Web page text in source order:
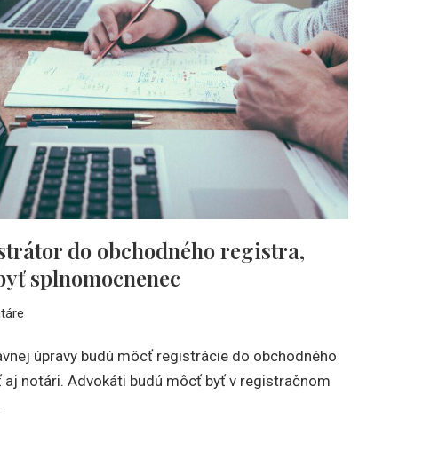
do obchodného registra,
splnomocnenec
úpravy budú môcť registrácie do obchodného
notári. Advokáti budú môcť byť v registračnom